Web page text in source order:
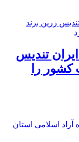
تندیس
را